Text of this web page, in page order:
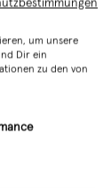
um unsere
Dir ein
zu den von